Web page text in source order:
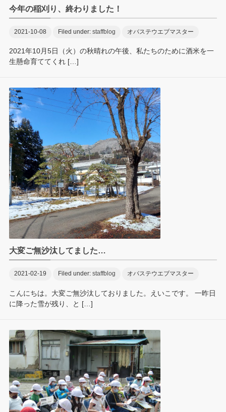
今年の稲刈り、終わりました！
2021-10-08 Filed under: staffblog オバステウエブマスター
2021年10月5日（火）の秋晴れの午後、私たちのために酒米を一
生懸命育ててくれ […]
大変ご無沙汰してました…
2021-02-19 Filed under: staffblog オバステウエブマスター
こんにちは。大変ご無沙汰しておりました。えいこです。 一昨日
に降った雪が残り、と […]